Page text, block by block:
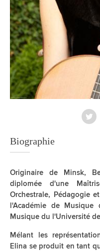
Biographie
Originaire de Minsk,
diplomée d'une
Orchestrale, Pédagogie
l'Académie de
Musique du l'Université
Mélant les
Elina se produit en tant